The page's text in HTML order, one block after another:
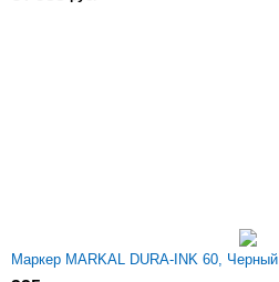
Маркер MARKAL DURA-INK 60, Черный